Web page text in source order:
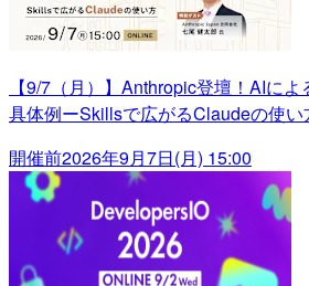
【9/7（月）】Anthropic登壇！AIに
具体例ーSkillsで広がるClaudeの使い
開催前2026年9月7日(月) 15:00